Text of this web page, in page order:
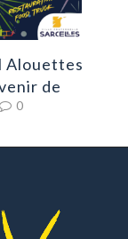
Alouettes
de
0